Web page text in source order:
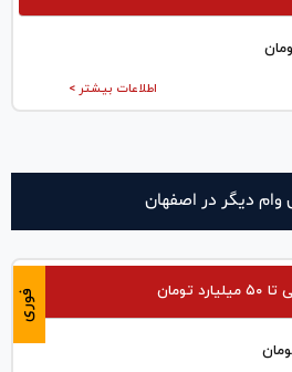
اطلاعات بیشتر >
وام دیگر در اصفهان
فوری تومان